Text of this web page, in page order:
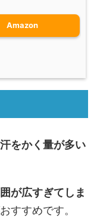
Amazon
汗をかく量が多い
が広すぎてしま
すすめです。